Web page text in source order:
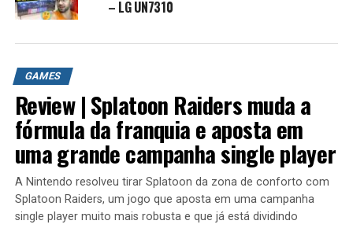
características inovadoras que o tornam uma excelente
resolução também é alta: 2340×1080 pixel. As
funcionalidades oferecidas pelo Asus ZenFone 6 são
muitas e top de linha. Começando pelo LTE 4G que
permite a transferência de dados e excelente navegação
na internet, além de conectividade Wi-fi e GPS presente
no aparelho. Tem também leitor multimídia, rádio,
videoconferência, e bluetooth. Enfatizamos a excelente
memória interna de 64 GB com a possibilidade de
– LG UN7310
GAMES
Review | Splatoon Raiders muda a
fórmula da franquia e aposta em
uma grande campanha single player
A Nintendo resolveu tirar Splatoon da zona de conforto com
Splatoon Raiders, um jogo que aposta em uma campanha
single player muito mais robusta e que já está dividindo